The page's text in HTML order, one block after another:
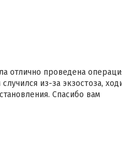
отлично проведена
из-за экзостоза,
Спасибо вам